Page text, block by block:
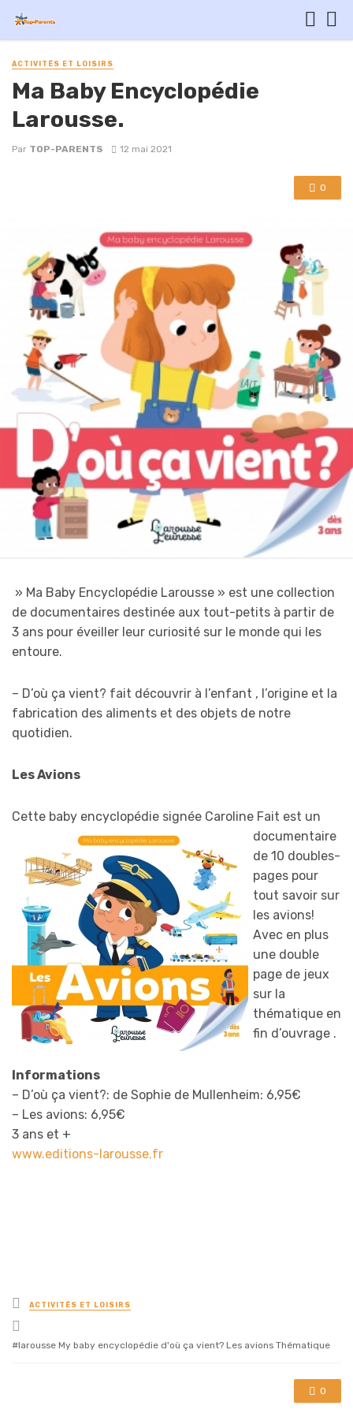
ACTIVITÉS ET LOISIRS
Ma Baby Encyclopédie
Larousse.
Par TOP-PARENTS 12 mai 2021
0
» Ma Baby Encyclopédie Larousse » est une collection
de documentaires destinée aux tout-petits à partir de
3 ans pour éveiller leur curiosité sur le monde qui les
entoure.
– D’où ça vient? fait découvrir à l’enfant , l’origine et la
fabrication des aliments et des objets de notre
quotidien.
Les Avions
Cette baby encyclopédie signée Caroline Fait est un
documentaire
de 10 doubles-
pages pour
tout savoir sur
les avions!
Avec en plus
une double
page de jeux
sur la
thématique en
fin d’ouvrage .
Informations
– D’où ça vient?: de Sophie de Mullenheim: 6,95€
– Les avions: 6,95€
3 ans et +
www.editions-larousse.fr
Posted
in
ACTIVITÉS ET LOISIRS
larousse My baby encyclopédie d'où ça vient? Les avions Thématique
0